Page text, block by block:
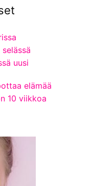
uusi
elämää
10 viikkoa